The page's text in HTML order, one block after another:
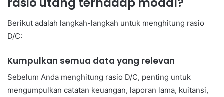
Berikut adalah langkah-langkah untuk menghitung rasio
D/C:
Kumpulkan semua data yang relevan
Sebelum Anda menghitung rasio D/C, penting untuk
mengumpulkan catatan keuangan, laporan lama, kuitansi,